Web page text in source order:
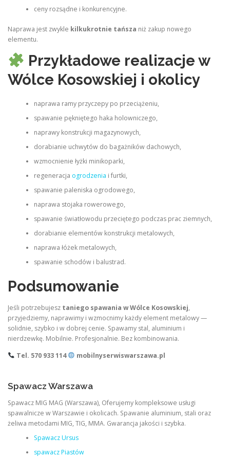
ceny rozsądne i konkurencyjne.
Naprawa jest zwykle kilkukrotnie tańsza niż zakup nowego
elementu.
Przykładowe realizacje w
Wólce Kosowskiej i okolicy
naprawa ramy przyczepy po przeciążeniu,
spawanie pękniętego haka holowniczego,
naprawy konstrukcji magazynowych,
dorabianie uchwytów do bagażników dachowych,
wzmocnienie łyżki minikoparki,
regeneracja ogrodzenia i furtki,
spawanie paleniska ogrodowego,
naprawa stojaka rowerowego,
spawanie światłowodu przeciętego podczas prac ziemnych,
dorabianie elementów konstrukcji metalowych,
naprawa łóżek metalowych,
spawanie schodów i balustrad.
Podsumowanie
Jeśli potrzebujesz taniego spawania w Wólce Kosowskiej,
przyjedziemy, naprawimy i wzmocnimy każdy element metalowy —
solidnie, szybko i w dobrej cenie. Spawamy stal, aluminium i
nierdzewkę. Mobilnie. Profesjonalnie. Bez kombinowania.
Tel. 570 933 114
mobilnyserwiswarszawa.pl
Spawacz Warszawa
Spawacz MIG MAG (Warszawa), Oferujemy kompleksowe usługi
spawalnicze w Warszawie i okolicach. Spawanie aluminium, stali oraz
żeliwa metodami MIG, TIG, MMA. Gwarancja jakości i szybka.
Spawacz Ursus
spawacz Piastów